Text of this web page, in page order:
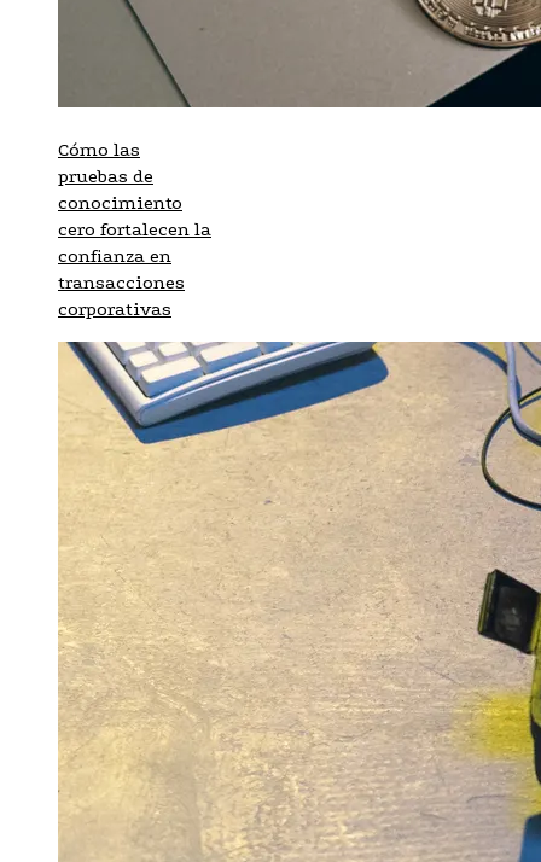
Cómo las
pruebas de
conocimiento
cero fortalecen la
confianza en
transacciones
corporativas